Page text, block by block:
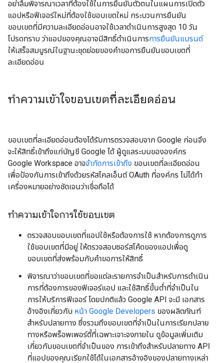
อย่าลืมพิจารณาเวลาที่ต้องใช้ในการยืนยันตัวตนในแผนการเปิดตัว
แอปหรือฟีเจอร์ใหม่ที่ต้องใช้ขอบเขตใหม่ กระบวนการยืนยัน
ขอบเขตที่มีความละเอียดอ่อนอาจใช้เวลาดำเนินการสูงสุด 10 วัน
โปรดทราบ ว่าแอปของคุณอาจมีสิทธิ์ดำเนินการการยืนยันแบรนด์
ให้เสร็จสมบูรณ์ในฐานะชุดย่อยของคำขอการยืนยันขอบเขตที่
ละเอียดอ่อน
ทำความเข้าใจขอบเขตที่ละเอียดอ่อน
ขอบเขตที่ละเอียดอ่อนต้องได้รับการตรวจสอบจาก Google ก่อนจึง
จะให้สิทธิ์เข้าถึงแก่บัญชี Google ได้ ผู้ดูแลระบบขององค์กร
Google Workspace อาจจำกัดการเข้าถึง ขอบเขตที่ละเอียดอ่อน
เพื่อป้องกันการเข้าถึงด้วยรหัสไคลเอ็นต์ OAuth ที่องค์กร ไม่ได้ทำ
เครื่องหมายอย่างชัดเจนว่าเชื่อถือได้
ทำความเข้าใจการใช้ขอบเขต
ตรวจสอบขอบเขตที่แอปใช้หรือต้องการใช้ หากต้องการดูการ
ใช้ขอบเขตที่มีอยู่ ให้ตรวจสอบซอร์สโค้ดของแอปเพื่อดู
ขอบเขตที่ส่งพร้อมกับคำขอการให้สิทธิ์
พิจารณาว่าขอบเขตที่ขอแต่ละรายการจำเป็นสำหรับการดำเนิน
การที่ต้องการของฟีเจอร์แอป และใช้สิทธิ์ขั้นต่ำที่จำเป็นใน
การให้บริการฟีเจอร์ โดยปกติแล้ว Google API จะมี เอกสาร
อ้างอิงเกี่ยวกับ หน้า Google Developers ของผลิตภัณฑ์
สำหรับปลายทาง ซึ่งรวมถึงขอบเขตที่จำเป็นในการเรียกปลาย
ทางหรือพร็อพเพอร์ตี้ที่เฉพาะเจาะจงภายใน ดูข้อมูลเพิ่มเติม
เกี่ยวกับขอบเขตที่จำเป็นของ การเข้าถึงสำหรับปลายทาง API
ที่แอปของคุณเรียกใช้ได้ในเอกสารอ้างอิงของปลายทางเหล่า